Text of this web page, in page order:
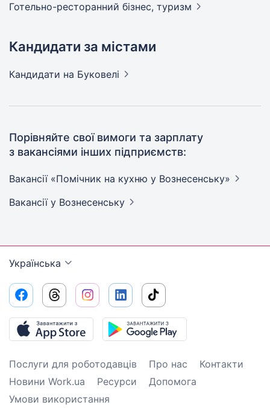
Готельно-ресторанний бізнес, туризм
Кандидати за містами
Кандидати на Буковелі
Порівняйте свої вимоги та зарплату
з вакансіями інших підприємств:
Вакансії «Помічник на кухню у Вознесенську»
Вакансії у Вознесенську
Українська
Послуги для роботодавців Про нас
Контакти
Новини Work.ua
Ресурси
Допомога
Умови використання